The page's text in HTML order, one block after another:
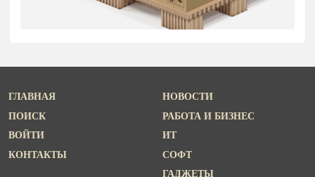
ГЛАВНАЯ
ПОИСК
ВОЙТИ
КОНТАКТЫ
НОВОСТИ
РАБОТА И БИЗНЕС
ИТ
СОФТ
ГАДЖЕТЫ